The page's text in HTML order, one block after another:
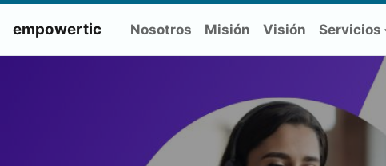
empowertic Nosotros Misión Visión Servicios